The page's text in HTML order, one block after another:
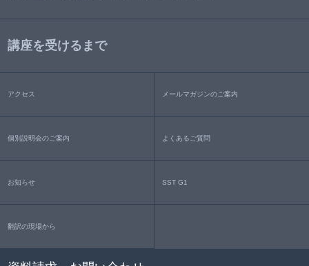
講座を受けるまで
アクセス メールマガジンのご案内
個別説明会のご案内 よくあるご質問
お知らせ SST G1
翻訳の現場から